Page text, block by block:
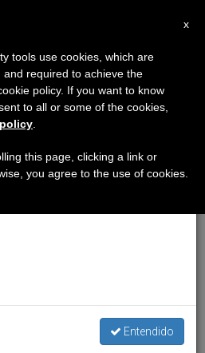
×
agosto haremos la pausa
en el periodo de verano
y también el
Entendido
x
tools use cookies, which are
required to achieve the
policy. If you want to know
to all or some of the cookies,
this page, clicking a link or
you agree to the use of cookies.